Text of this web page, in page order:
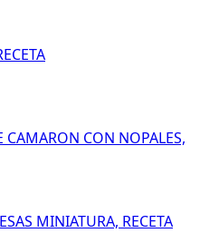
CAMARON CON NOPALES,
MINIATURA, RECETA